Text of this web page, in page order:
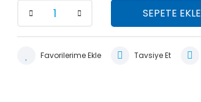
SEPETE EKLE
Tavsiye Et